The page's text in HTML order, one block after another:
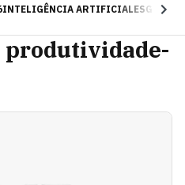
INTELIGÊNCIA ARTIFICIALESG
produtividade-